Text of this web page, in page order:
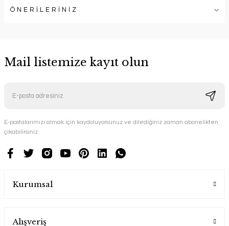
ÖNERİLERİNİZ
Mail listemize kayıt olun
E-postalarımızı almak için kaydoluyorsunuz ve dilediğiniz zaman abonelikten
çıkabilirsiniz.
Kurumsal
Alışveriş